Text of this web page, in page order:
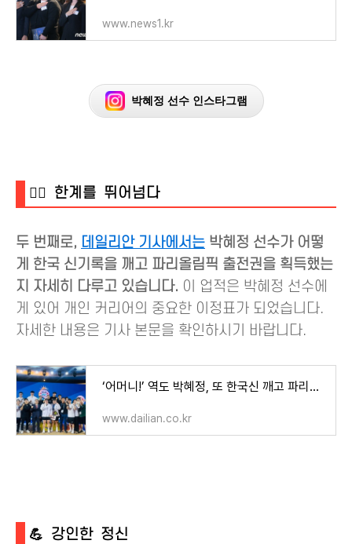
www.news1.kr
박혜정 선수 인스타그램
🏋️‍♀️ 한계를 뛰어넘다
두 번째로, 데일리안 기사에서는 박혜정 선수가 어떻
게 한국 신기록을 깨고 파리올림픽 출전권을 획득했는
지 자세히 다루고 있습니다. 이 업적은 박혜정 선수에
게 있어 개인 커리어의 중요한 이정표가 되었습니다.
자세한 내용은 기사 본문을 확인하시기 바랍니다.
‘어머니!’ 역도 박혜정, 또 한국신 깨고 파리행…중국 리원원 1위
www.dailian.co.kr
💪 강인한 정신